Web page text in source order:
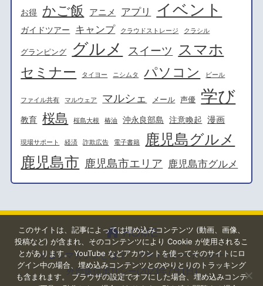
お得 かご飯 アニメ アプリ イベント
ガイドツアー キャンプ クラウドストレージ クラシル
グランピング グルメ スイーツ スマホ
セミナー タイヨー ニシムタ パソコン ビール
ファイル共有 マルウェア マルシェ メール 声優 学び
教育 桜島 桜島大根 椿油 沖永良部島 注意喚起 漫画
現場サポート 経済 詐欺広告 電子書籍 鹿児島グルメ
鹿児島市 鹿児島市エリア 鹿児島市グルメ
HOME
カゴシマガジンとは？
プライバシーポリシー
外部送信ポリシー(2023年7月1日)
このサイトは、記事によっては埋め込みコンテンツ (動画、画像、
投稿など) が含まれ、そのコンテンツにより Cookie が使用されるこ
とがあります。 YouTube などアカウントを使ってそのサイトにロ
グイン中の場合、埋め込みコンテンツとのやりとりのトラッキング
も含まれます。 ブラウザの設定でオフにした場合、埋め込みコンテ